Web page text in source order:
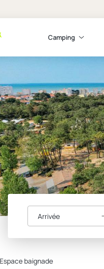
Camping
Arrivée
Espace baignade